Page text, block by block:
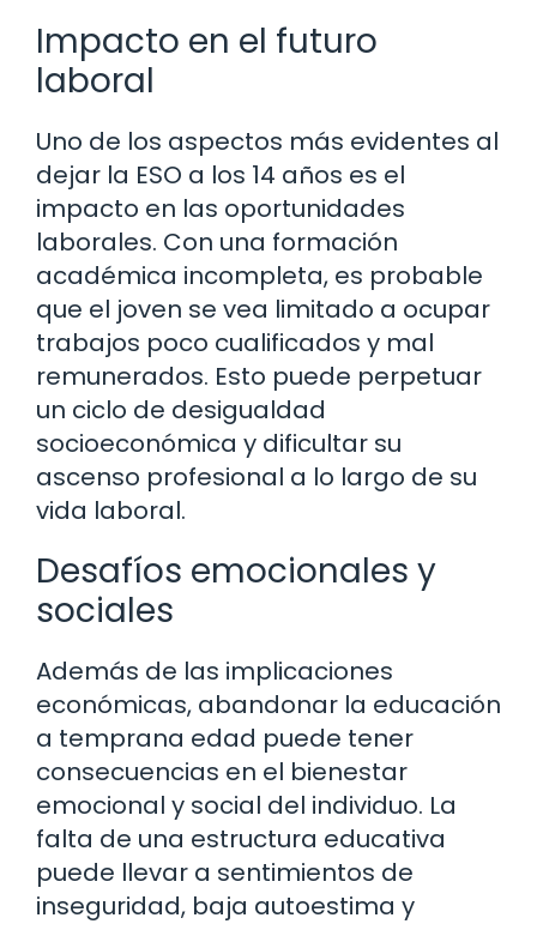
Impacto en el futuro
laboral
Uno de los aspectos más evidentes al
dejar la ESO a los 14 años es el
impacto en las oportunidades
laborales. Con una formación
académica incompleta, es probable
que el joven se vea limitado a ocupar
trabajos poco cualificados y mal
remunerados. Esto puede perpetuar
un ciclo de desigualdad
socioeconómica y dificultar su
ascenso profesional a lo largo de su
vida laboral.
Desafíos emocionales y
sociales
Además de las implicaciones
económicas, abandonar la educación
a temprana edad puede tener
consecuencias en el bienestar
emocional y social del individuo. La
falta de una estructura educativa
puede llevar a sentimientos de
inseguridad, baja autoestima y